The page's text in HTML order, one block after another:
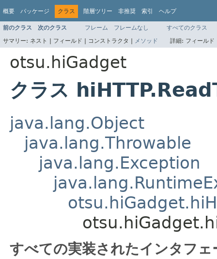
概要 パッケージ クラス 階層ツリー 非推奨 索引 ヘルプ
前のクラス 次のクラス フレーム フレームなし
すべてのクラス
サマリー: ネスト | フィールド | コンストラクタ | メソッド 詳細: フィール
otsu.hiGadget
クラス
java.lang.Object
java.lang.Throwable
java.lang.Exception
すべての実装されたインタフ